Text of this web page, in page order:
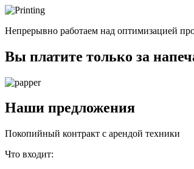
Непрерывно работаем над оптимизацией
Вы платите только за
Наши предложения
Покопийный контракт с арендой техники
Что входит: